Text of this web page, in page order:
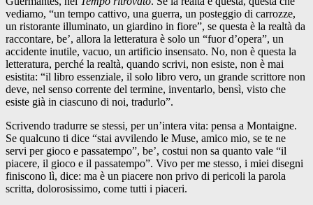
vediamo, “un tempo cattivo, una guerra, un posteggio di carrozze,
un ristorante illuminato, un giardino in fiore”, se questa è la realtà da
raccontare, be’, allora la letteratura è solo un “fuor d’opera”, un
accidente inutile, vacuo, un artificio insensato. No, non è questa la
letteratura, perché la realtà, quando scrivi, non esiste, non è mai
esistita: “il libro essenziale, il solo libro vero, un grande scrittore non
deve, nel senso corrente del termine, inventarlo, bensì, visto che
esiste già in ciascuno di noi, tradurlo”.
Scrivendo tradurre se stessi, per un’intera vita: pensa a Montaigne.
Se qualcuno ti dice “stai avvilendo le Muse, amico mio, se te ne
servi per gioco e passatempo”, be’, costui non sa quanto vale “il
piacere, il gioco e il passatempo”. Vivo per me stesso, i miei disegni
finiscono lì, dice: ma è un piacere non privo di pericoli la parola
scritta, dolorosissimo, come tutti i piaceri.